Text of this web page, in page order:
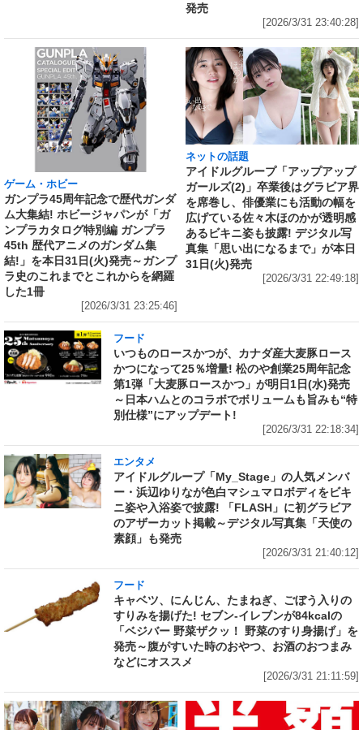
発売
[2026/3/31 23:40:28]
ゲーム・ホビー
ガンプラ45周年記念で歴代ガンダ
ム大集結! ホビージャパンが「ガ
ンプラカタログ特別編 ガンプラ
45th 歴代アニメのガンダム集
結!」を本日31日(火)発売～ガンプ
ラ史のこれまでとこれからを網羅
した1冊
[2026/3/31 23:25:46]
ネットの話題
アイドルグループ「アップアップ
ガールズ(2)」卒業後はグラビア界
を席巻し、俳優業にも活動の幅を
広げている佐々木ほのかが透明感
あるビキニ姿も披露! デジタル写
真集「思い出になるまで」が本日
31日(火)発売
[2026/3/31 22:49:18]
フード
いつものロースかつが、カナダ産大麦豚ロース
かつになって25％増量! 松のや創業25周年記念
第1弾「大麦豚ロースかつ」が明日1日(水)発売
～日本ハムとのコラボでボリュームも旨みも“特
別仕様”にアップデート!
[2026/3/31 22:18:34]
エンタメ
アイドルグループ「My_Stage」の人気メンバ
ー・浜辺ゆりなが色白マシュマロボディをビキ
ニ姿や入浴姿で披露! 「FLASH」に初グラビア
のアザーカット掲載～デジタル写真集「天使の
素顔」も発売
[2026/3/31 21:40:12]
フード
キャベツ、にんじん、たまねぎ、ごぼう入りの
すりみを揚げた! セブン‐イレブンが84kcalの
「ベジバー 野菜ザクッ！ 野菜のすり身揚げ」を
発売～腹がすいた時のおやつ、お酒のおつまみ
などにオススメ
[2026/3/31 21:11:59]